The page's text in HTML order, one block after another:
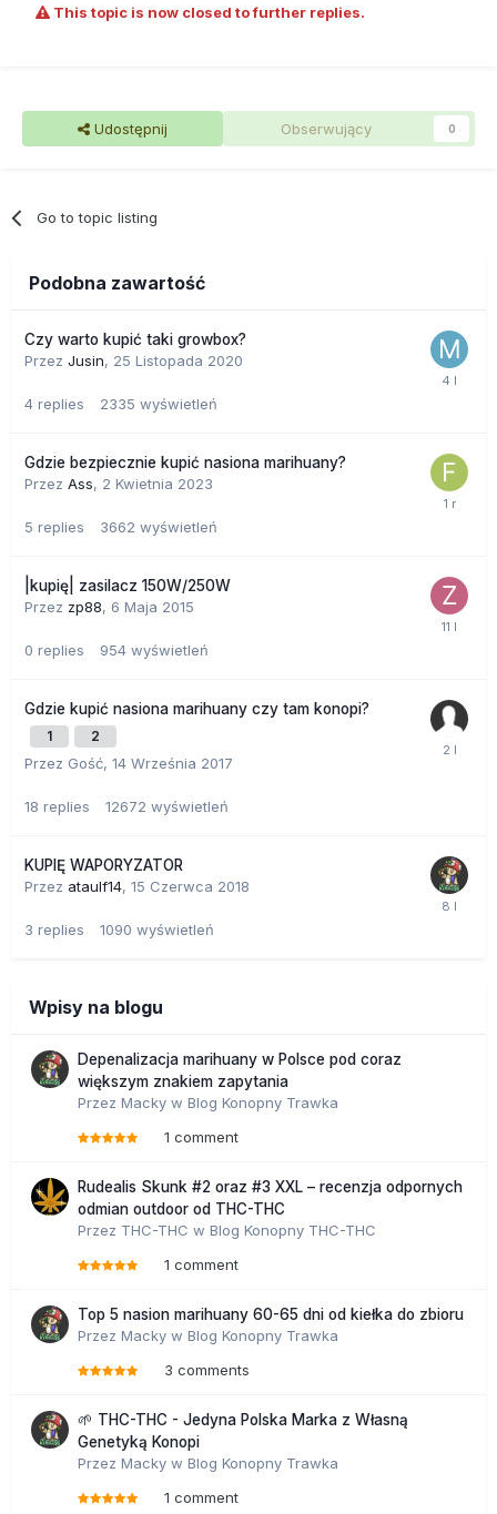
This topic is now closed to further replies.
Udostępnij Obserwujący 0
Go to topic listing
Podobna zawartość
Czy warto kupić taki growbox?
Przez Jusin, 25 Listopada 2020
4 replies 2335 wyświetleń
Gdzie bezpiecznie kupić nasiona marihuany?
Przez Ass, 2 Kwietnia 2023
5 replies 3662 wyświetleń
|kupię| zasilacz 150W/250W
Przez zp88, 6 Maja 2015
0 replies 954 wyświetleń
Gdzie kupić nasiona marihuany czy tam konopi?
1 2
Przez Gość, 14 Września 2017
18 replies 12672 wyświetleń
KUPIĘ WAPORYZATOR
Przez ataulf14, 15 Czerwca 2018
3 replies 1090 wyświetleń
Wpisy na blogu
Depenalizacja marihuany w Polsce pod coraz
większym znakiem zapytania
Przez Macky w Blog Konopny Trawka
1 comment
Rudealis Skunk #2 oraz #3 XXL – recenzja odpornych
odmian outdoor od THC-THC
Przez THC-THC w Blog Konopny THC-THC
1 comment
Top 5 nasion marihuany 60-65 dni od kiełka do zbioru
Przez Macky w Blog Konopny Trawka
3 comments
🌱 THC-THC - Jedyna Polska Marka z Własną
Genetyką Konopi
Przez Macky w Blog Konopny Trawka
1 comment